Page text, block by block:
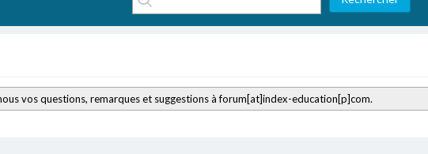
vos questions, remarques et suggestions à forum[at]index-education[p]com.